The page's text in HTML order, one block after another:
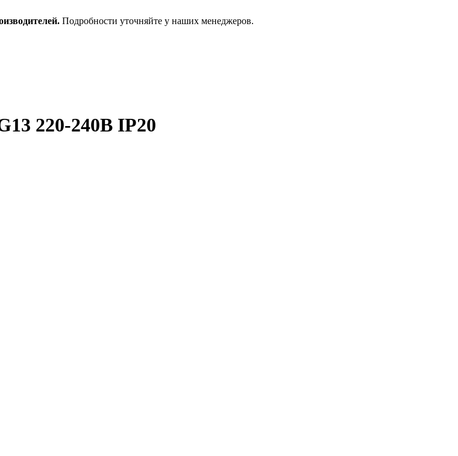
Подробности уточняйте у наших менеджеров.
220-240В IP20